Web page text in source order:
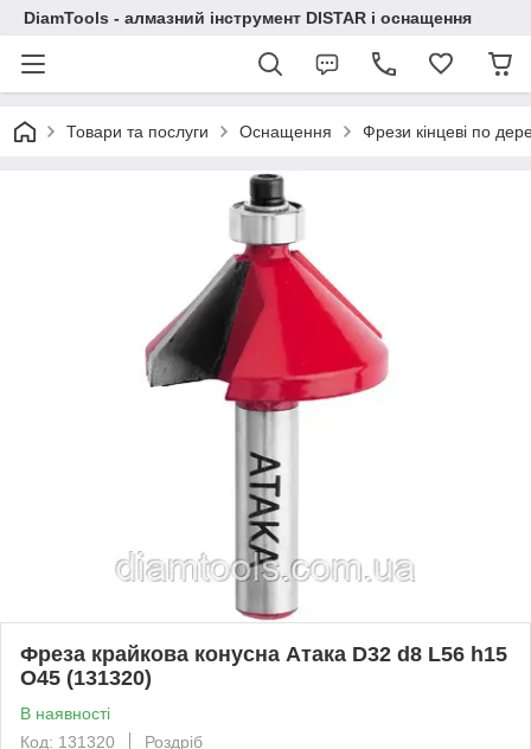
DiamTools - алмазний інструмент DISTAR і оснащення
Товари та послуги Оснащення Фрези кінцеві по
Фреза крайкова конусна Атака D32 d8 L56 h15
O45 (131320)
В наявності
Код: 131320
Роздріб